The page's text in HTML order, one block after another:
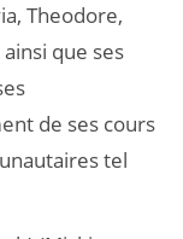
Theodore,
que ses
de ses cours
tel